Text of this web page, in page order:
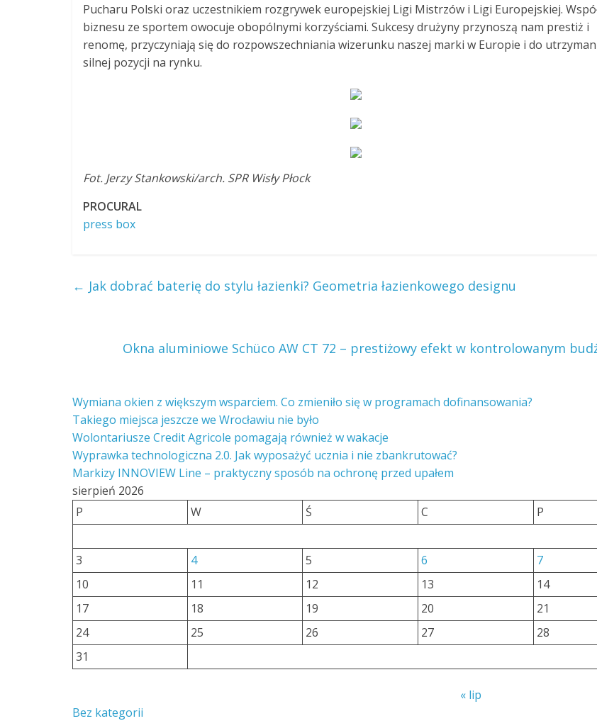
Pucharu Polski oraz uczestnikiem rozgrywek europejskiej Ligi Mistrzów i Ligi Europejskiej.
biznesu ze sportem owocuje obopólnymi korzyściami. Sukcesy drużyny przynoszą nam prestiż i
renomę, przyczyniają się do rozpowszechniania wizerunku naszej marki w Europie i do
silnej pozycji na rynku.
Fot. Jerzy Stankowski/arch. SPR Wisły Płock
PROCURAL
press box
← Jak dobrać baterię do stylu łazienki? Geometria łazienkowego designu
Okna aluminiowe Schüco AW CT 72 – prestiżowy efekt w kontrolowanym
Wymiana okien z większym wsparciem. Co zmieniło się w programach dofinansowania?
Takiego miejsca jeszcze we Wrocławiu nie było
Wolontariusze Credit Agricole pomagają również w wakacje
Wyprawka technologiczna 2.0. Jak wyposażyć ucznia i nie zbankrutować?
Markizy INNOVIEW Line – praktyczny sposób na ochronę przed upałem
sierpień 2026
P
W Ś C P
3
4 5 6 7
10
11 12 13 14
17
18 19 20 21
24
25 26 27 28
31
« lip
Bez kategorii